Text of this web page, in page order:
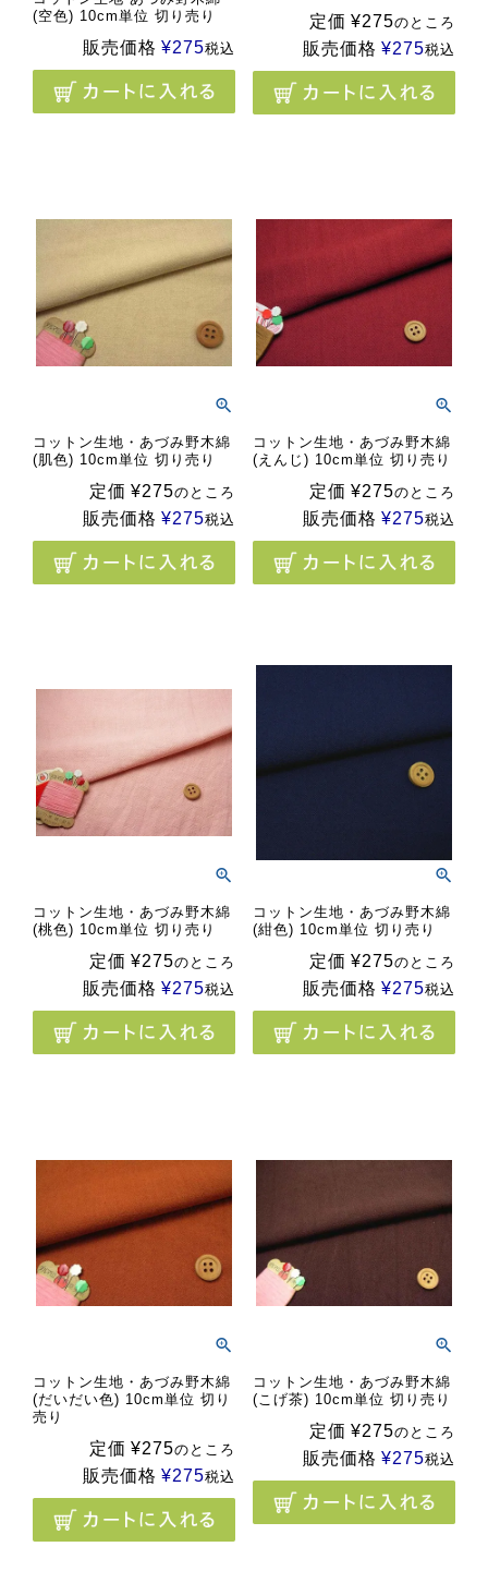
(空色) 10cm単位 切り売り
販売価格 ¥275税込
定価 ¥275のところ
販売価格 ¥275税込
コットン生地・あづみ野木綿
(肌色) 10cm単位 切り売り
定価 ¥275のところ
販売価格 ¥275税込
コットン生地・あづみ野木綿
(えんじ) 10cm単位 切り売り
定価 ¥275のところ
販売価格 ¥275税込
コットン生地・あづみ野木綿
(桃色) 10cm単位 切り売り
定価 ¥275のところ
販売価格 ¥275税込
コットン生地・あづみ野木綿
(紺色) 10cm単位 切り売り
定価 ¥275のところ
販売価格 ¥275税込
コットン生地・あづみ野木綿
(だいだい色) 10cm単位 切り
売り
定価 ¥275のところ
販売価格 ¥275税込
コットン生地・あづみ野木綿
(こげ茶) 10cm単位 切り売り
定価 ¥275のところ
販売価格 ¥275税込